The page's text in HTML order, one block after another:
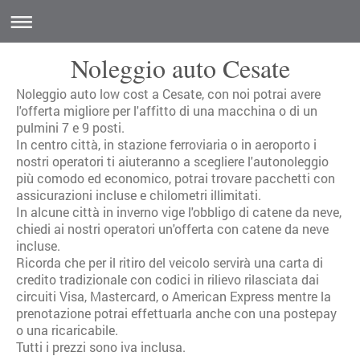
Noleggio auto Cesate
Noleggio auto low cost a Cesate, con noi potrai avere
l'offerta migliore per l'affitto di una macchina o di un
pulmini 7 e 9 posti.
In centro città, in stazione ferroviaria o in aeroporto i
nostri operatori ti aiuteranno a scegliere l'autonoleggio
più comodo ed economico, potrai trovare pacchetti con
assicurazioni incluse e chilometri illimitati.
In alcune città in inverno vige l'obbligo di catene da neve,
chiedi ai nostri operatori un'offerta con catene da neve
incluse.
Ricorda che per il ritiro del veicolo servirà una carta di
credito tradizionale con codici in rilievo rilasciata dai
circuiti Visa, Mastercard, o American Express mentre la
prenotazione potrai effettuarla anche con una postepay
o una ricaricabile.
Tutti i prezzi sono iva inclusa.